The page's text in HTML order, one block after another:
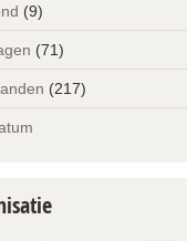
(9)
(71)
(217)